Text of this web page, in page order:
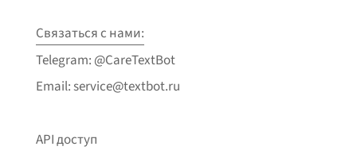
Связаться с нами:
Telegram: @CareTextBot
Email: service@textbot.ru
API доступ